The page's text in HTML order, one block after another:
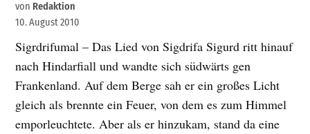
von Redaktion
10. August 2010
Sigrdrifumal – Das Lied von Sigdrifa Sigurd ritt hinauf
nach Hindarfiall und wandte sich südwärts gen
Frankenland. Auf dem Berge sah er ein großes Licht
gleich als brennte ein Feuer, von dem es zum Himmel
emporleuchtete. Aber als er hinzukam, stand da eine